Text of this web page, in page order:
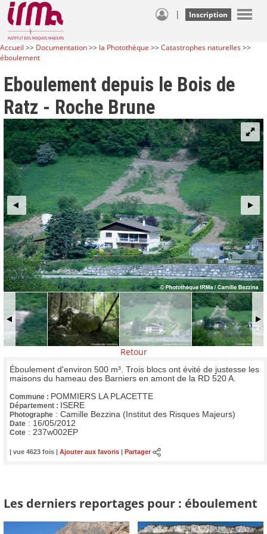
| Inscription
Accueil >> Documentation>> la Photothèque >>Catastrophes naturelles>>
éboulement
Eboulement depuis le Bois de
Ratz - Roche Brune
Retour
Éboulement d'environ 500 m³. Trois blocs ont évité de justesse les
maisons du hameau des Barniers en amont de la RD 520 A.
Commune : POMMIERS LA PLACETTE
Département : ISERE
Photographe : Camille Bezzina (Institut des Risques Majeurs)
Date : 16/05/2012
Cote : 237w002EP
| vue 4623 fois | Ajouter aux favoris Partager
Les derniers reportages pour : éboulement